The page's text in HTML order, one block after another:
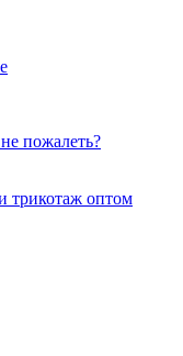
пожалеть?
трикотаж оптом